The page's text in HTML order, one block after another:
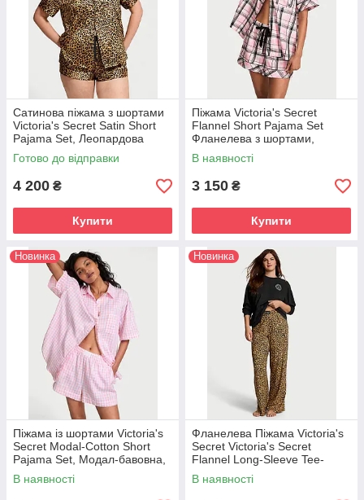
Сатинова піжама з шортами
Victoria's Secret Satin Short
Pajama Set, Леопардова
Готово до відправки
4 200 ₴
Купити
Піжама Victoria's Secret
Flannel Short Pajama Set
Фланелева з шортами,
Рожева в клітку
В наявності
3 150 ₴
Купити
Новинка
Піжама із шортами Victoria's
Secret Modal-Cotton Short
Pajama Set, Модал-бавовна,
Рожева в клітинку
В наявності
Новинка
Фланелева Піжама Victoria's
Secret Victoria's Secret
Flannel Long-Sleeve Tee-
Jama Set, Леопардова
В наявності